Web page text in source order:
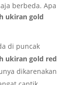
berbeda. Apa
ukiran gold
di puncak
ukiran gold red
dikarenakan